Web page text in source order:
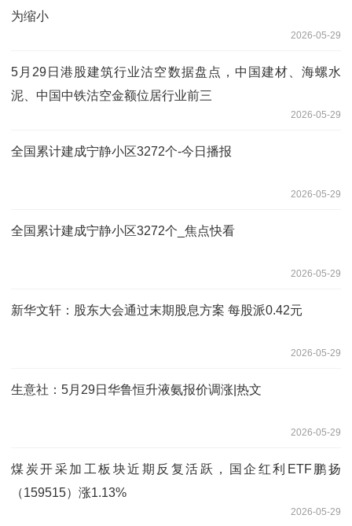
为缩小
2026-05-29
5月29日港股建筑行业沽空数据盘点，中国建材、海螺水
泥、中国中铁沽空金额位居行业前三
2026-05-29
全国累计建成宁静小区3272个-今日播报
2026-05-29
全国累计建成宁静小区3272个_焦点快看
2026-05-29
新华文轩：股东大会通过末期股息方案 每股派0.42元
2026-05-29
生意社：5月29日华鲁恒升液氨报价调涨|热文
2026-05-29
煤炭开采加工板块近期反复活跃，国企红利ETF鹏扬
（159515）涨1.13%
2026-05-29